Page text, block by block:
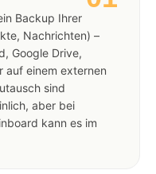
Backup Ihrer
Nachrichten) –
Google Drive,
auf einem externen
sind
aber bei
kann es im